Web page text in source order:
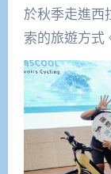
於秋季走進西
索的旅遊方式